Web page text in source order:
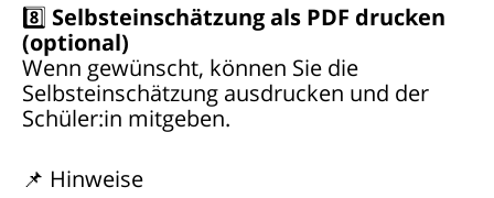
8️⃣ Selbsteinschätzung als PDF drucken
(optional)
Wenn gewünscht, können Sie die
Selbsteinschätzung ausdrucken und der
Schüler:in mitgeben.
📌 Hinweise